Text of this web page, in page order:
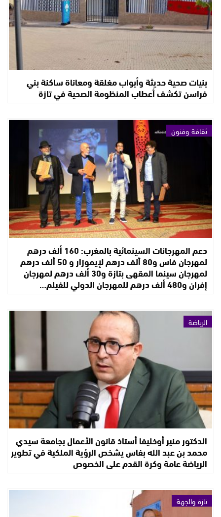
بنيات صحية حديثة وأبواب مغلقة ومعاناة ساكنة بني
فراسن تكشف أعطاب المنظومة الصحية في تازة
ثقافة وفنون
دعم المهرجانات السينمائية بالمغرب: 160 ألف درهم
لمهرجان فاس و80 ألف درهم لإيموزار و 50 ألف درهم
لمهرجان سينما المقهى بتازة و30 ألف درهم لمهرجان
إفران و480 ألف درهم للمهرجان الدولي للفيلم…
الرياضة
الدكتور منير أوخليفا أستاذ قانون الأعمال بجامعة سيدي
محمد بن عبد الله بفاس يشخص الرؤية الملكية في تطوير
الرياضة عامة وكرة القدم على الخصوص
تازة والجهة